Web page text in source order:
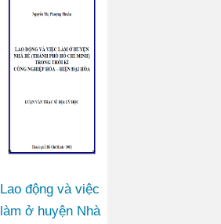
Lao động và việc
làm ở huyện Nhà